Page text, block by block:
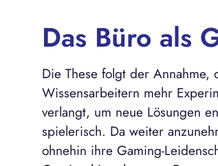
Das Büro als
Die These folgt der Annahme,
Wissensarbeitern mehr
verlangt, um neue Lösungen
spielerisch. Da weiter
ohnehin ihre Gaming-